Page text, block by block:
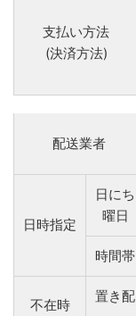
支払い方法
(決済方法)
配送業者
日時指定
日にち
曜日
時間帯
不在時
置き配